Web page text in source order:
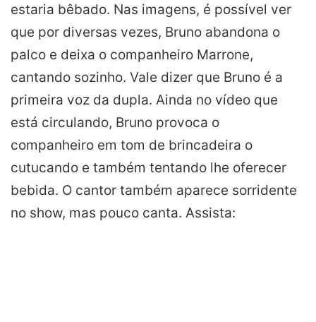
estaria bêbado. Nas imagens, é possível ver
que por diversas vezes, Bruno abandona o
palco e deixa o companheiro Marrone,
cantando sozinho. Vale dizer que Bruno é a
primeira voz da dupla. Ainda no vídeo que
está circulando, Bruno provoca o
companheiro em tom de brincadeira o
cutucando e também tentando lhe oferecer
bebida. O cantor também aparece sorridente
no show, mas pouco canta. Assista: